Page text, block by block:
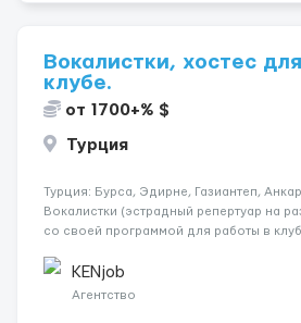
Вокалистки, хостес
клубе.
от 1700+% $
Турция
Турция: Бурса, Эдирне, Газиантеп,
Вокалистки (эстрадный репертуар на
со своей программой для работы в
одного до трех месяцев. Мед.
KENjob
Агентство